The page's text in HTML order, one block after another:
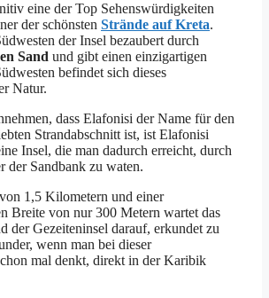
eine der Top Sehenswürdigkeiten
der schönsten Strände auf Kreta.
der Insel bezaubert durch
Sand und gibt einen einzigartigen
befindet sich dieses
Natur.
dass Elafonisi der Name für den
Strandabschnitt ist, ist Elafonisi
Insel, die man dadurch erreicht, durch
der Sandbank zu waten.
1,5 Kilometern und einer
Breite von nur 300 Metern wartet das
der Gezeiteninsel darauf, erkundet zu
wenn man bei dieser
mal denkt, direkt in der Karibik